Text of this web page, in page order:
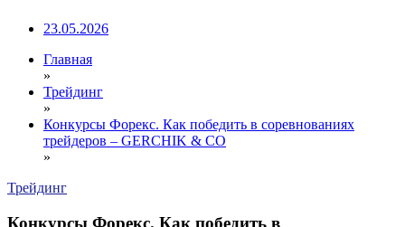
23.05.2026
Главная
»
Трейдинг
»
Конкурсы Форекс. Как победить в соревнованиях
трейдеров – GERCHIK & CO
»
Трейдинг
Конкурсы Форекс. Как победить в